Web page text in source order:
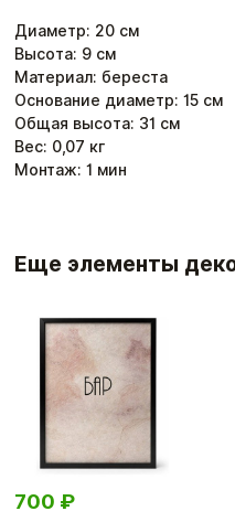
Диаметр: 20 см
Высота: 9 см
Материал: береста
Основание диаметр: 15 см
Общая высота: 31 см
Вес: 0,07 кг
Монтаж: 1 мин
Еще элементы
700 ₽